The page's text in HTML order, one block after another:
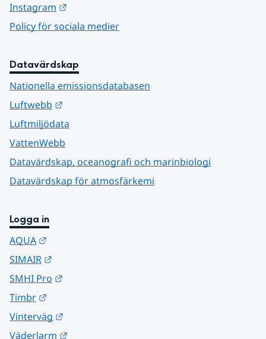
Instagram
Policy för sociala medier
Datavärdskap
Nationella emissionsdatabasen
Luftwebb
Luftmiljödata
VattenWebb
Datavärdskap, oceanografi och marinbiologi
Datavärdskap för atmosfärkemi
Logga in
AQUA
SIMAIR
SMHI Pro
Timbr
Vinterväg
Väderlarm